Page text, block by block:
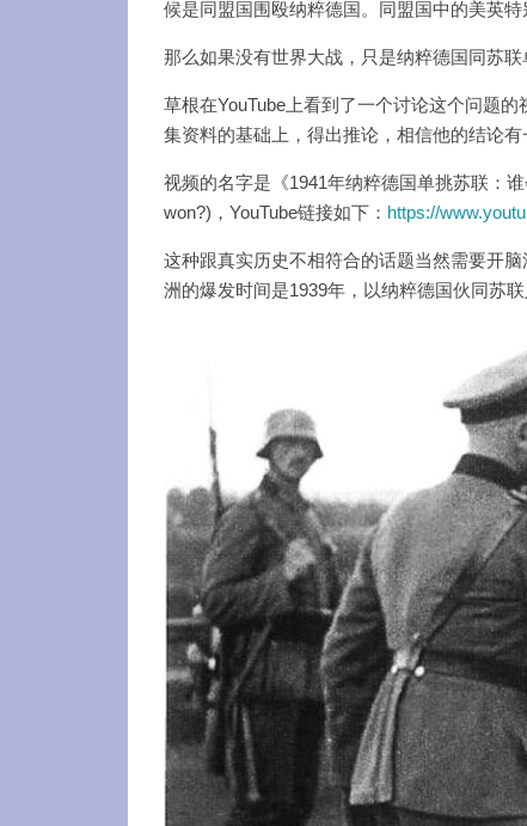
候是同盟国围殴纳粹德国。同盟国中的美英
那么如果没有世界大战，只是纳粹德国同苏联
草根在YouTube上看到了一个讨论这个问题
集资料的基础上，得出推论，相信他的结论有
视频的名字是《1941年纳粹德国单挑苏联：
won?)，YouTube链接如下： https://
这种跟真实历史不相符合的话题当然需要开
洲的爆发时间是1939年，以纳粹德国伙同苏